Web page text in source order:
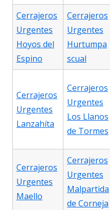
Cerrajeros
Urgentes
Hoyos del
Espino
Cerrajeros
Urgentes
Hurtumpa
scual
Cerrajeros
Urgentes
Lanzahíta
Cerrajeros
Urgentes
Los Llanos
de Tormes
Cerrajeros
Urgentes
Maello
Cerrajeros
Urgentes
Malpartida
de Corneja